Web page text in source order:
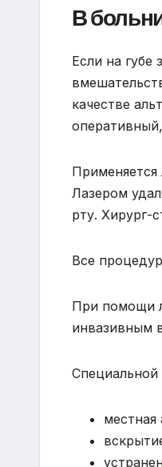
В
Если на губе
качестве
Лазером
рту. Хирург-
Все
При помощи
инвазивным
Специальной
местная